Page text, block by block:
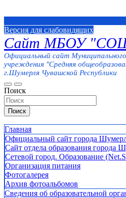
Версия для слабовидящих
Сайт МБОУ
Официальный сайт
учреждения "Средняя
г.Шумерля Чувашской Республики
Поиск
Поиск
Главная
Официальный сайт города
Сайт отдела образования города
Сетевой город. Образование
Организация питания
Фотогалерея
Архив фотоальбомов
Сведения об образовательной